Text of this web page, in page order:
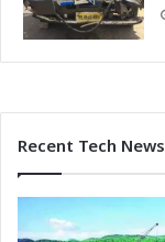
Recent Tech News